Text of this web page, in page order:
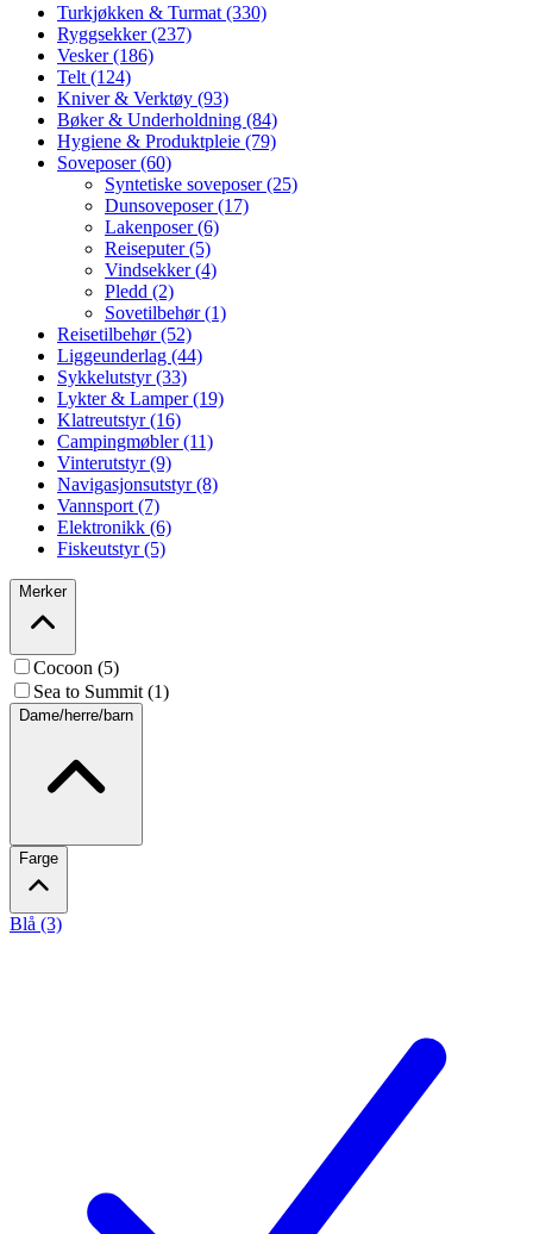
Turkjøkken & Turmat (330)
Ryggsekker (237)
Vesker (186)
Telt (124)
Kniver & Verktøy (93)
Bøker & Underholdning (84)
Hygiene & Produktpleie (79)
Soveposer (60)
Syntetiske soveposer (25)
Dunsoveposer (17)
Lakenposer (6)
Reiseputer (5)
Vindsekker (4)
Pledd (2)
Sovetilbehør (1)
Reisetilbehør (52)
Liggeunderlag (44)
Sykkelutstyr (33)
Lykter & Lamper (19)
Klatreutstyr (16)
Campingmøbler (11)
Vinterutstyr (9)
Navigasjonsutstyr (8)
Vannsport (7)
Elektronikk (6)
Fiskeutstyr (5)
Merker
Cocoon (5)
Sea to Summit (1)
Dame/herre/barn
Farge
Blå (3)